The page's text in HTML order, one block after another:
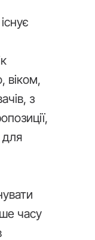
віком,
з
для
часу